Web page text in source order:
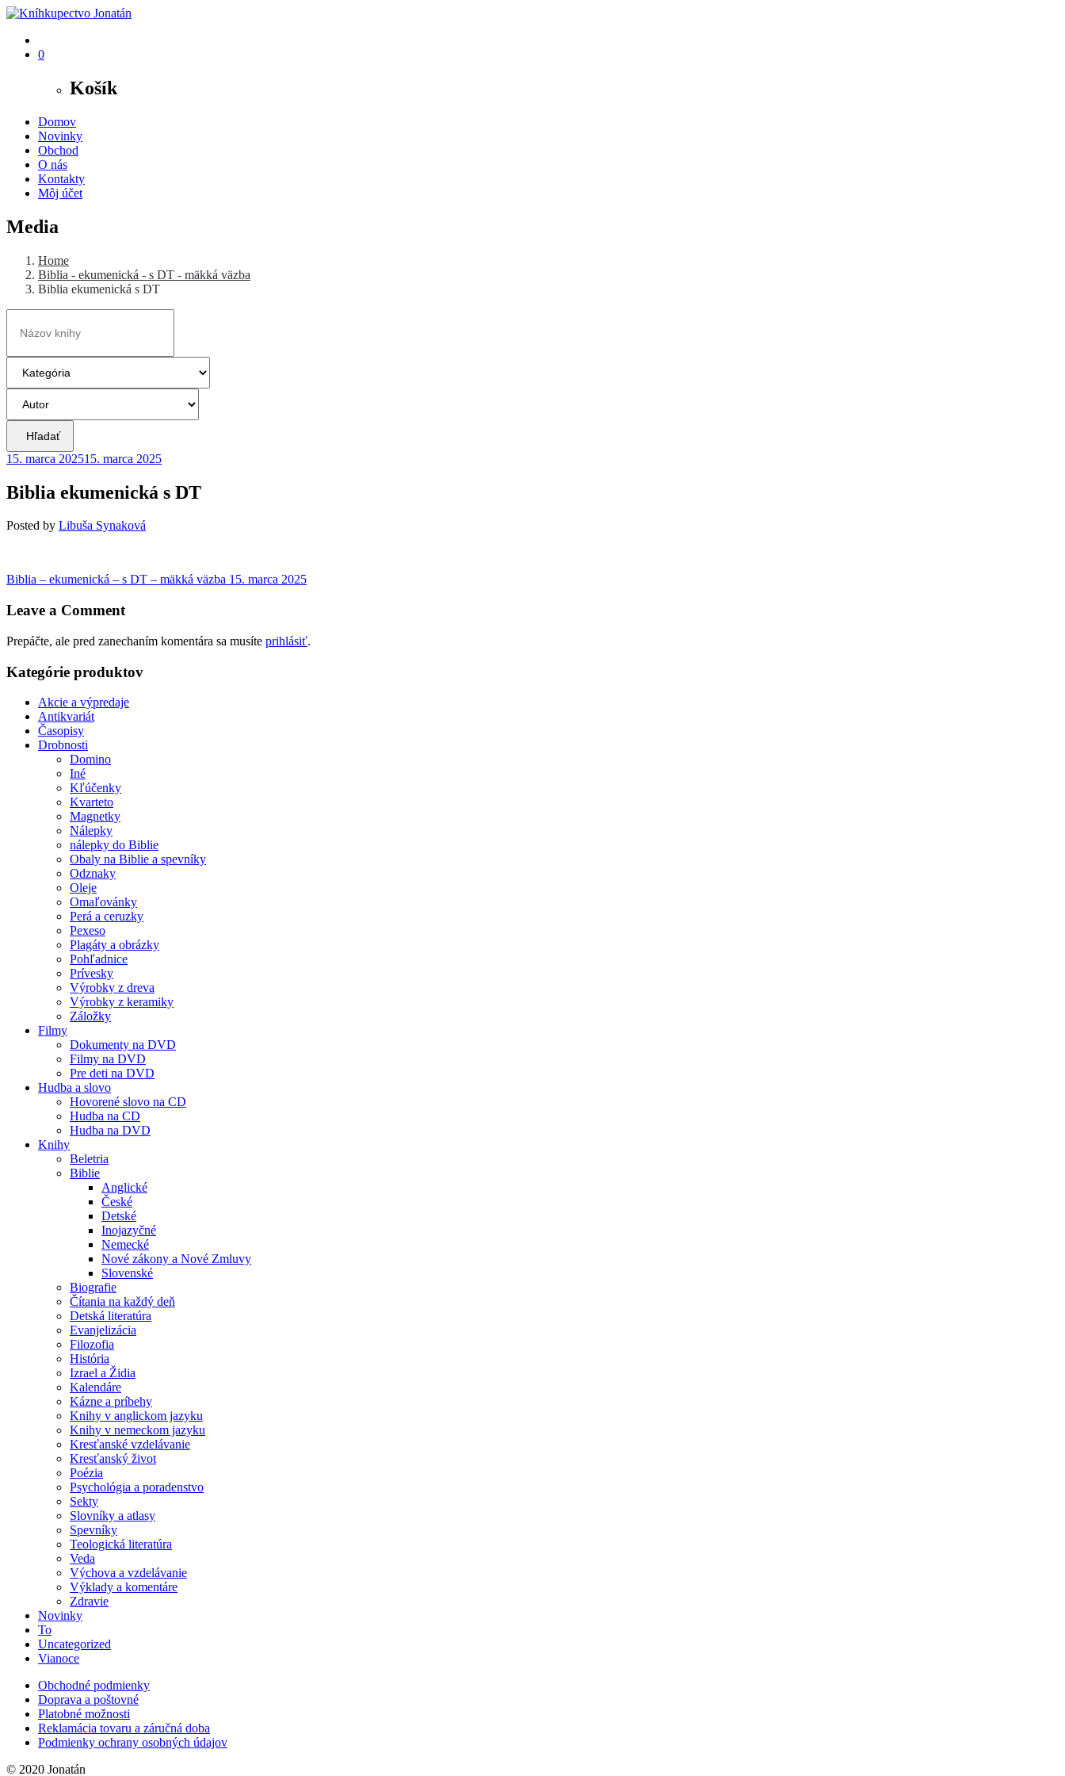
0
Košík
Domov
Novinky
Obchod
O nás
Kontakty
Môj účet
Media
Home
Biblia - ekumenická - s DT - mäkká väzba
Biblia ekumenická s DT
Hľadať
15. marca 202515. marca 2025
Biblia ekumenická s DT
Posted by Libuša Synaková
Navigácia
v
Biblia – ekumenická – s DT – mäkká väzba Previous
15. marca 2025
Leave a Comment
Prepáčte, ale pred zanechaním komentára sa musíte prihlásiť.
Kategórie produktov
Akcie a výpredaje
Antikvariát
Časopisy
Drobnosti
Domino
Iné
Kľúčenky
Kvarteto
Magnetky
Nálepky
nálepky do Biblie
Obaly na Biblie a spevníky
Odznaky
Oleje
Omaľovánky
Perá a ceruzky
Pexeso
Plagáty a obrázky
Pohľadnice
Prívesky
Výrobky z dreva
Výrobky z keramiky
Záložky
Filmy
Dokumenty na DVD
Filmy na DVD
Pre deti na DVD
Hudba a slovo
Hovorené slovo na CD
Hudba na CD
Hudba na DVD
Knihy
Beletria
Biblie
Anglické
České
Detské
Inojazyčné
Nemecké
Nové zákony a Nové Zmluvy
Slovenské
Biografie
Čítania na každý deň
Detská literatúra
Evanjelizácia
Filozofia
História
Izrael a Židia
Kalendáre
Kázne a príbehy
Knihy v anglickom jazyku
Knihy v nemeckom jazyku
Kresťanské vzdelávanie
Kresťanský život
Poézia
Psychológia a poradenstvo
Sekty
Slovníky a atlasy
Spevníky
Teologická literatúra
Veda
Výchova a vzdelávanie
Výklady a komentáre
Zdravie
Novinky
To
Uncategorized
Vianoce
Obchodné podmienky
Doprava a poštovné
Platobné možnosti
Reklamácia tovaru a záručná doba
Podmienky ochrany osobných údajov
© 2020 Jonatán